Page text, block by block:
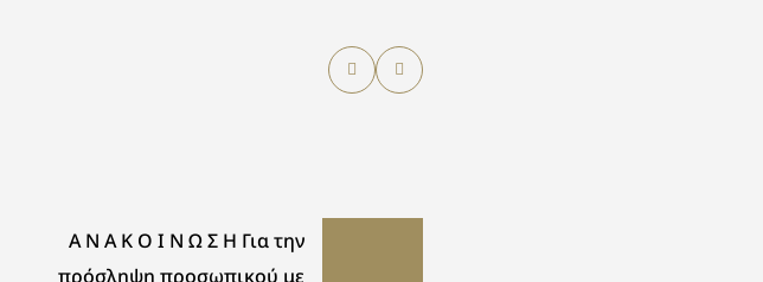
Α Ν Α Κ Ο Ι Ν Ω Σ Η Για την
πρόσληψη προσωπικού με